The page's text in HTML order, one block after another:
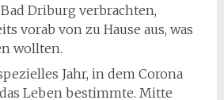
Driburg verbrachten,
vorab von zu Hause aus, was
wollten.
Jahr, in dem Corona
Leben bestimmte. Mitte